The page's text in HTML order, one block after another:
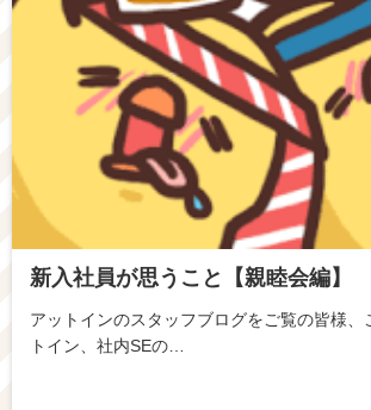
新入社員が思うこと【親睦会編】
アットインのスタッフブログをご覧の皆様、
トイン、社内SEの…